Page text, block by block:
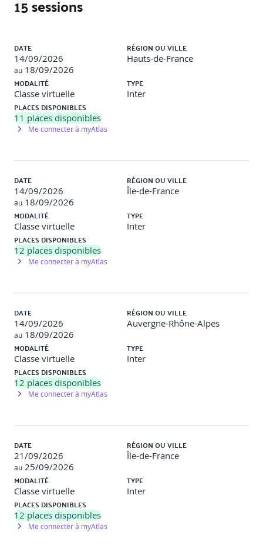
reconnaissance) :
Techniques d’OSINT et outils (theHarvester, Shodan,
Maltego…)
Reconnaissance passive et active
Énumération de services : ports, bannières, DNS, AD
Analyse Whois, DNSdumpster, Netcraft, etc.
LAB 2 : Collecte d’informations sur une cible simulée +
Journée 3 – Analyse de vulnérabilités et ingénierie
sociale :
Module 3 : Analyse de vulnérabilités
Scan avec Nmap, Nessus, Nikto, OpenVAS
Identification de CVE, Matching IOC
Introduction au framework MITRE ATT&CK
environnement vulnérable + exploitation de scénarios
MITRE
Journée 4 – Exploitation offensive (Red Teaming)
:
Module 4 : Exploitation
Web, réseau, OS, AD
Recherche d’exploits : exploit-db, searchsploit
Introduction à
Metasploit Framework
payloads, exploit)
Exploits classiques : Buffer overflow, injection,
mauvaise configuration
LAB 4:
Lancement de plusieurs exploits sur des services
15 sessions
DATE
14/09/2026
au 18/09/2026
RÉGION OU VILLE
Hauts-de-France
MODALITÉ
Classe virtuelle
TYPE
Inter
PLACES DISPONIBLES
11 places disponibles
Me connecter à myAtlas
DATE
14/09/2026
au 18/09/2026
RÉGION OU VILLE
Île-de-France
MODALITÉ
Classe virtuelle
TYPE
Inter
PLACES DISPONIBLES
12 places disponibles
Me connecter à myAtlas
DATE
14/09/2026
au 18/09/2026
RÉGION OU VILLE
Auvergne-Rhône-Alpes
MODALITÉ
Classe virtuelle
TYPE
Inter
PLACES DISPONIBLES
12 places disponibles
Me connecter à myAtlas
DATE
21/09/2026
au 25/09/2026
RÉGION OU VILLE
Île-de-France
MODALITÉ
Classe virtuelle
TYPE
Inter
PLACES DISPONIBLES
12 places disponibles
Me connecter à myAtlas